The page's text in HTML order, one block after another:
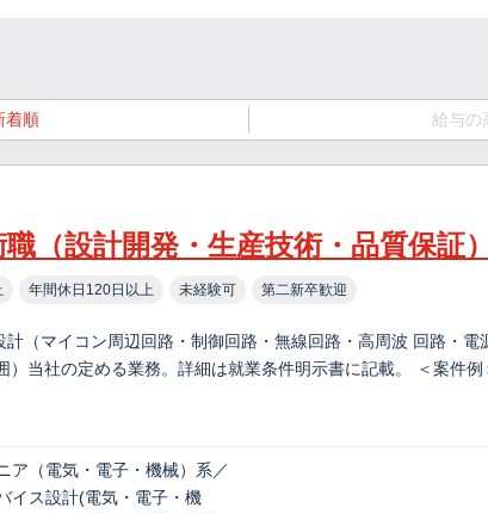
着順 給与の
（設計開発・生産技術・品質保証）
年間休日120日以上 未経験可 第二新卒歓迎
（マイコン周辺回路・制御回路・無線回路・高周波 回路・電
）当社の定める業務。詳細は就業条件明示書に記載。 ＜案件例
ア（電気・電子・機械）系／
イス設計(電気・電子・機